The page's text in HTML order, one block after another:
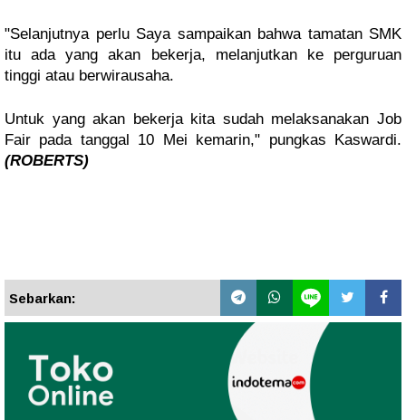
"Selanjutnya perlu Saya sampaikan bahwa tamatan SMK
itu ada yang akan bekerja, melanjutkan ke perguruan
tinggi atau berwirausaha.
Untuk yang akan bekerja kita sudah melaksanakan Job
(ROBERTS)
Sebarkan: